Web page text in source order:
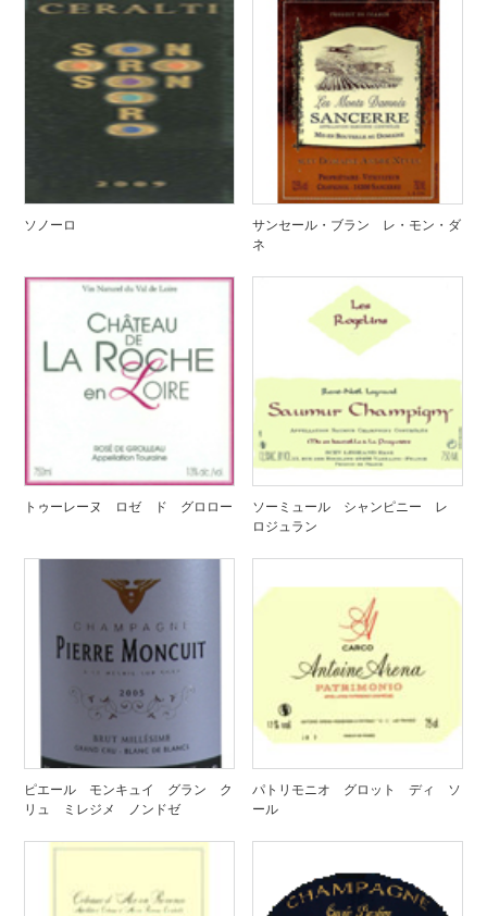
ソノーロ
サンセール・ブラン レ・モン・ダ
ネ
トゥーレーヌ ロゼ ド グロロー
ソーミュール シャンピニー レ
ロジュラン
ピエール モンキュイ グラン ク
リュ ミレジメ ノンドゼ
パトリモニオ グロット ディ ソ
ール